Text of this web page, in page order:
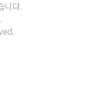
니다.